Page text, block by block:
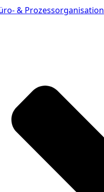
& Prozessorganisation